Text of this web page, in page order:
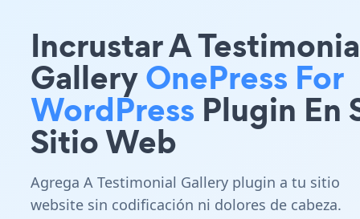
Incrustar A
GalleryOnePress For
WordPress Plugin En
Sitio Web
Agrega A Testimonial Gallery plugin a tu sitio
website sin codificación ni dolores de cabeza.